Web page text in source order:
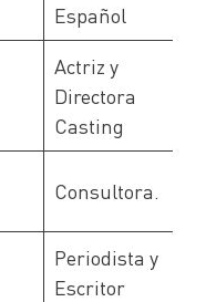
Español
Actriz y
Directora
Casting
Consultora.
Periodista y
Escritor